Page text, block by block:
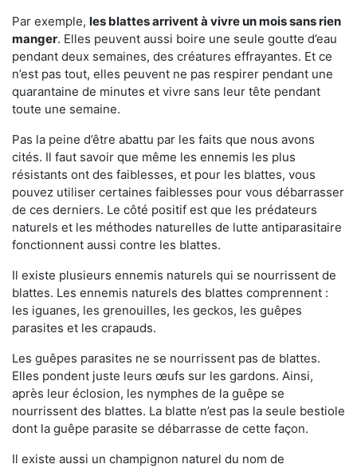
Par exemple, les blattes arrivent à vivre un mois sans rien
manger. Elles peuvent aussi boire une seule goutte d’eau
pendant deux semaines, des créatures effrayantes. Et ce
n’est pas tout, elles peuvent ne pas respirer pendant une
quarantaine de minutes et vivre sans leur tête pendant
toute une semaine.
Pas la peine d’être abattu par les faits que nous avons
cités. Il faut savoir que même les ennemis les plus
résistants ont des faiblesses, et pour les blattes, vous
pouvez utiliser certaines faiblesses pour vous débarrasser
de ces derniers. Le côté positif est que les prédateurs
naturels et les méthodes naturelles de lutte antiparasitaire
fonctionnent aussi contre les blattes.
Il existe plusieurs ennemis naturels qui se nourrissent de
blattes. Les ennemis naturels des blattes comprennent :
les iguanes, les grenouilles, les geckos, les guêpes
parasites et les crapauds.
Les guêpes parasites ne se nourrissent pas de blattes.
Elles pondent juste leurs œufs sur les gardons. Ainsi,
après leur éclosion, les nymphes de la guêpe se
nourrissent des blattes. La blatte n’est pas la seule bestiole
dont la guêpe parasite se débarrasse de cette façon.
Il existe aussi un champignon naturel du nom de